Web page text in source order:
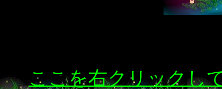
ここを右クリックし